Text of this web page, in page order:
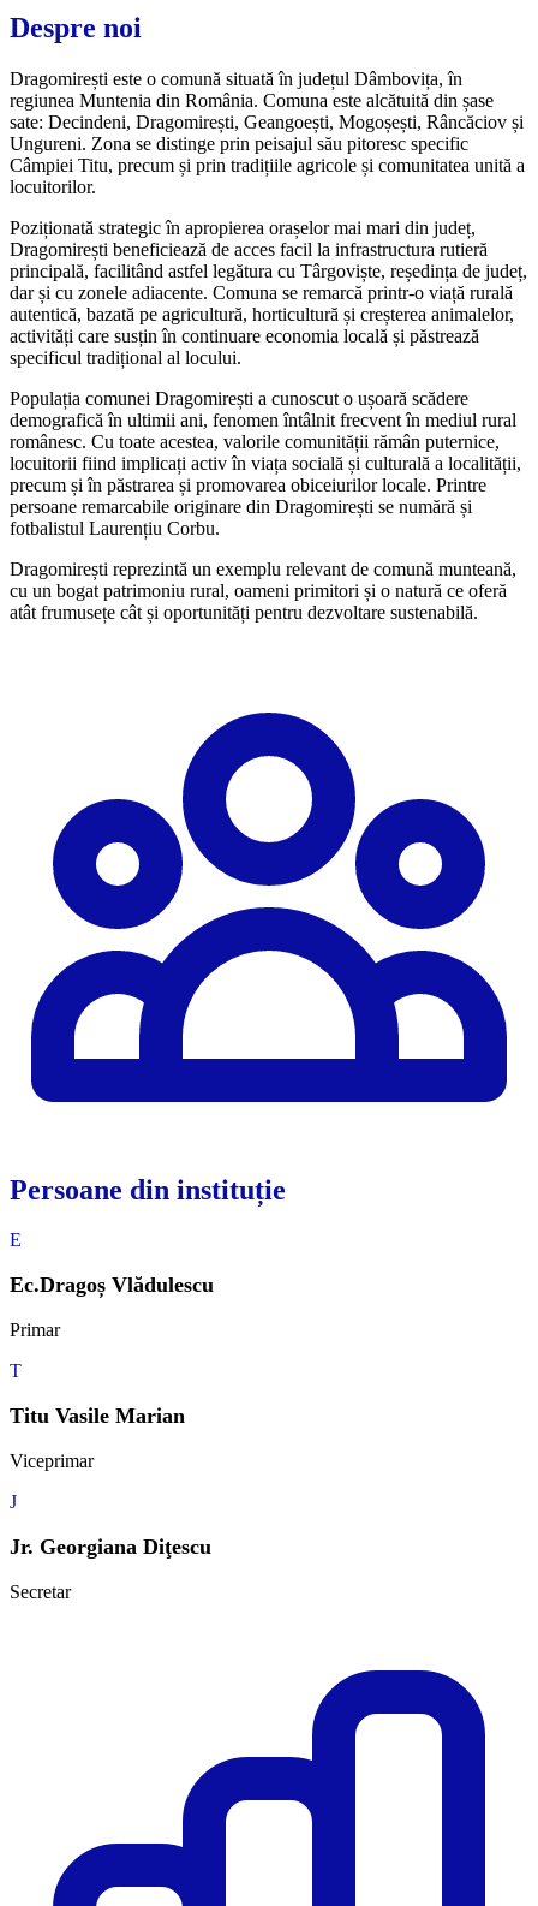
Despre noi
Dragomirești este o comună situată în județul Dâmbovița, în
regiunea Muntenia din România. Comuna este alcătuită din șase
sate: Decindeni, Dragomirești, Geangoești, Mogoșești, Râncăciov și
Ungureni. Zona se distinge prin peisajul său pitoresc specific
Câmpiei Titu, precum și prin tradițiile agricole și comunitatea unită a
locuitorilor.
Poziționată strategic în apropierea orașelor mai mari din județ,
Dragomirești beneficiează de acces facil la infrastructura rutieră
principală, facilitând astfel legătura cu Târgoviște, reședința de județ,
dar și cu zonele adiacente. Comuna se remarcă printr-o viață rurală
autentică, bazată pe agricultură, horticultură și creșterea animalelor,
activități care susțin în continuare economia locală și păstrează
specificul tradițional al locului.
Populația comunei Dragomirești a cunoscut o ușoară scădere
demografică în ultimii ani, fenomen întâlnit frecvent în mediul rural
românesc. Cu toate acestea, valorile comunității rămân puternice,
locuitorii fiind implicați activ în viața socială și culturală a localității,
precum și în păstrarea și promovarea obiceiurilor locale. Printre
persoane remarcabile originare din Dragomirești se numără și
fotbalistul Laurențiu Corbu.
Dragomirești reprezintă un exemplu relevant de comună munteană,
cu un bogat patrimoniu rural, oameni primitori și o natură ce oferă
atât frumusețe cât și oportunități pentru dezvoltare sustenabilă.
Persoane din instituție
E
Ec.Dragoș Vlădulescu
Primar
T
Titu Vasile Marian
Viceprimar
J
Jr. Georgiana Diţescu
Secretar